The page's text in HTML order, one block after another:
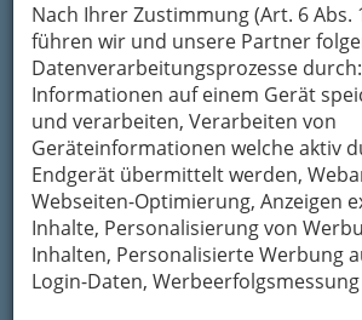
Nach Ihrer Zustimmung (Art. 6 Abs.
führen wir und unsere Partner
Datenverarbeitungsprozesse durch:
Informationen auf einem Gerät
und verarbeiten, Verarbeiten von
Geräteinformationen welche aktiv
Endgerät übermittelt werden,
Webseiten-Optimierung, Anzeigen
Inhalte, Personalisierung von
Inhalten, Personalisierte Werbung
Login-Daten, Werbeerfolgsmessung
Meine Email Adresse
Mein Betreff
Meine Nachricht